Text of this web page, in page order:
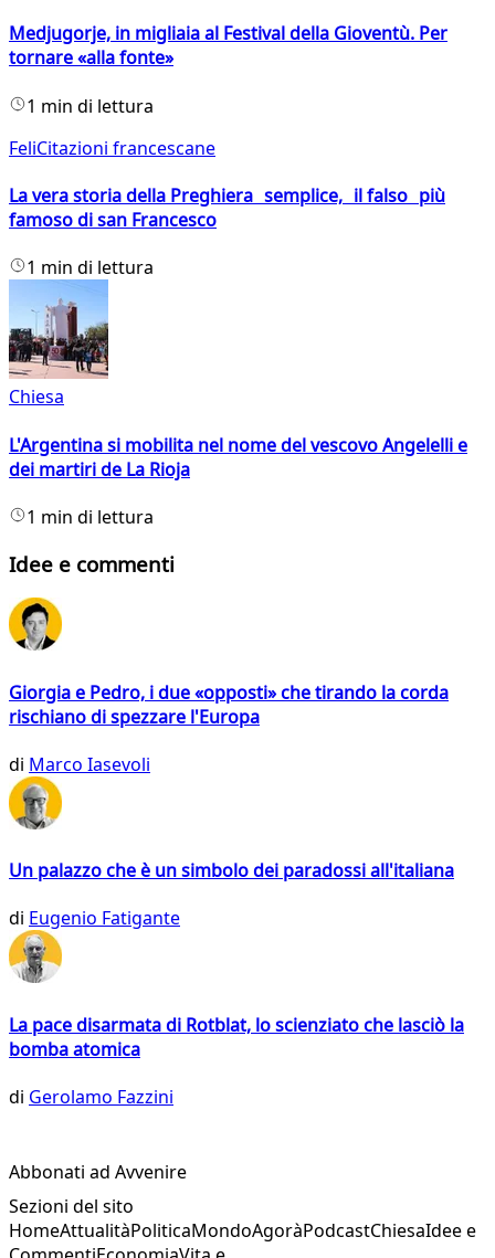
Medjugorje, in migliaia al Festival della Gioventù. Per
tornare «alla fonte»
1 min di lettura
FeliCitazioni francescane
La vera storia della Preghiera semplice, il falso più
famoso di san Francesco
1 min di lettura
Chiesa
L'Argentina si mobilita nel nome del vescovo Angelelli e
dei martiri de La Rioja
1 min di lettura
Idee e commenti
Giorgia e Pedro, i due «opposti» che tirando la corda
rischiano di spezzare l'Europa
di Marco Iasevoli
Un palazzo che è un simbolo dei paradossi all'italiana
di Eugenio Fatigante
La pace disarmata di Rotblat, lo scienziato che lasciò la
bomba atomica
di Gerolamo Fazzini
Abbonati ad Avvenire
Sezioni del sito
HomeAttualitàPoliticaMondoAgoràPodcastChiesaIdee e